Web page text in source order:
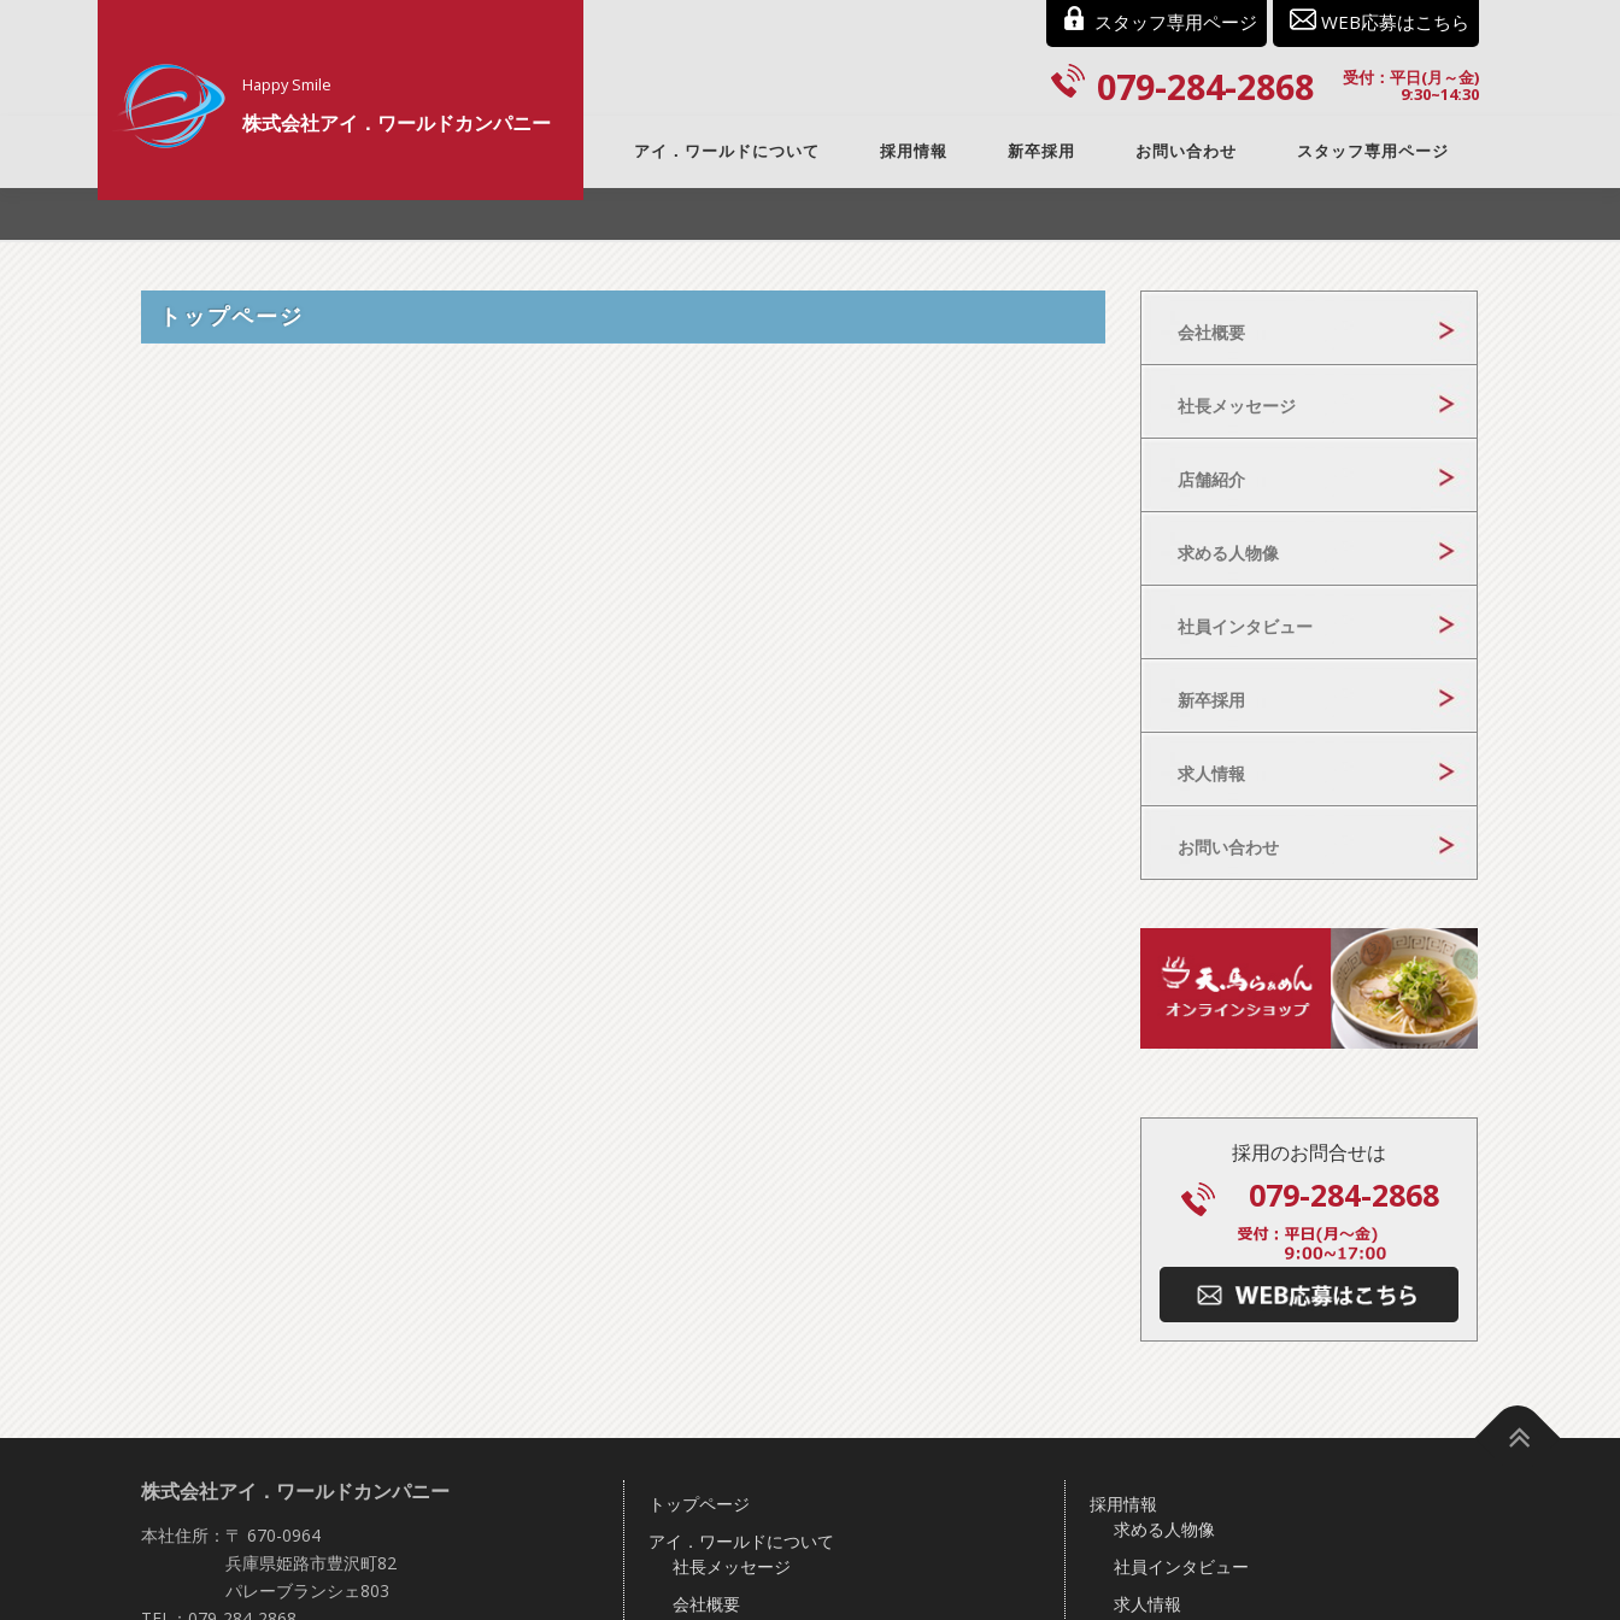
キ
Happy Smile
株式会社アイ．ワールドカンパニー
WEB応募はこちら
スタッフ専用ページ
079-284-2868 受付：平日(月～金)
9:30~14:30
アイ．ワールドについて 採用情報 新卒採用 お問い合わせ スタッフ専用ページ
トップページ
会社概要
社長メッセージ
店舗紹介
求める人物像
社員インタビュー
新卒採用
求人情報
お問い合わせ
採用のお問合せは
079-284-2868
株式会社アイ．ワールドカンパニー
本社住所：〒 670-0964
兵庫県姫路市豊沢町82
パレーブランシェ803
トップページ
アイ．ワールドについて
社長メッセージ
会社概要
採用情報
求める人物像
社員インタビュー
求人情報